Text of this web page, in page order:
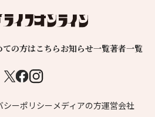
ての方はこちらお知らせ一覧著者一覧
シーポリシーメディアの方運営会社